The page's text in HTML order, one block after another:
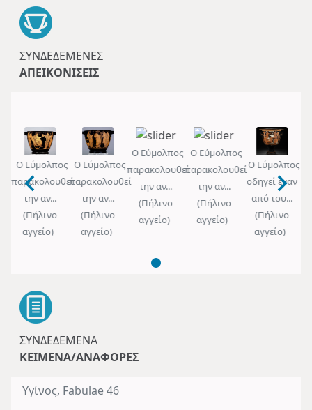
ΣΥΝΔΕΔΕΜΈΝΕΣ
ΑΠΕΙΚΟΝΊΣΕΙΣ
Ο Εύμολπος
παρακολουθεί
την αν...
(Πήλινο
αγγείο)
Ο Εύμολπος
παρακολουθεί
την αν...
(Πήλινο
αγγείο)
Ο Εύμολπος
παρακολουθεί
την αν...
(Πήλινο
αγγείο)
Ο Εύμολπος
παρακολουθεί
την αν...
(Πήλινο
αγγείο)
Ο Εύμολπος
οδηγεί έναν
από του...
(Πήλινο
αγγείο)
ΣΥΝΔΕΔΕΜΈΝΑ
ΚΕΊΜΕΝΑ/ΑΝΑΦΟΡΈΣ
Υγίνος, Fabulae 46